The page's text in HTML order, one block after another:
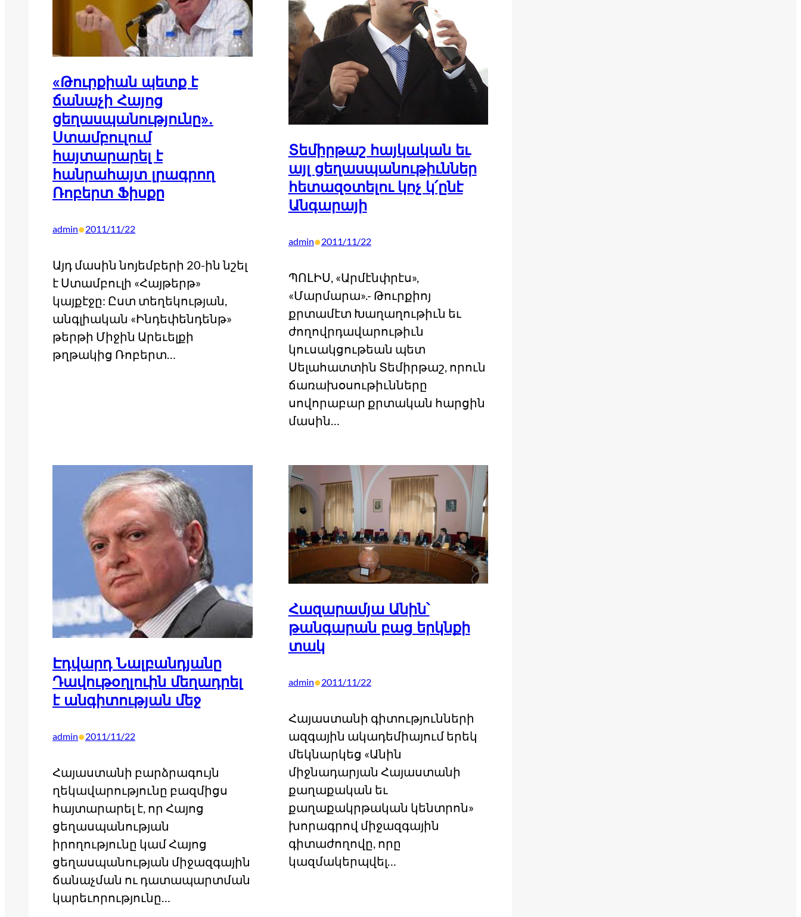
«Թուրքիան պետք է
ճանաչի Հայոց
ցեղասպանությունը».
Ստամբուլում
հայտարարել է
հանրահայտ լրագրող
Ռոբերտ Ֆիսքը
admin•2011/11/22
Այդ մասին նոյեմբերի 20-ին նշել
է Ստամբուլի «Հայթերթ»
կայքէջը: Ըստ տեղեկության,
անգլիական «Ինդեփենդենթ»
թերթի Միջին Արեւելքի
թղթակից Ռոբերտ…
Տեմիրթաշ հայկական եւ
այլ ցեղասպանութիւններ
հետազօտելու կոչ կ՛ընէ
Անգարայի
admin•2011/11/22
ՊՈԼԻՍ, «Արմէնփրէս»,
«Մարմարա».- Թուրքիոյ
քրտամէտ Խաղաղութիւն եւ
ժողովրդավարութիւն
կուսակցութեան պետ
Սելահատտին Տեմիրթաշ, որուն
ճառախօսութիւնները
սովորաբար քրտական հարցին
մասին…
Էդվարդ Նալբանդյանը
Դավութօղլուին մեղադրել
է անգիտության մեջ
admin•2011/11/22
Հայաստանի բարձրագույն
ղեկավարությունը բազմիցս
հայտարարել է, որ Հայոց
ցեղասպանության
իրողությունը կամ Հայոց
ցեղասպանության միջազգային
ճանաչման ու դատապարտման
կարեւորությունը…
Հազարամյա Անին՝
թանգարան բաց երկնքի
տակ
admin•2011/11/22
Հայաստանի գիտությունների
ազգային ակադեմիայում երեկ
մեկնարկեց «Անին
միջնադարյան Հայաստանի
քաղաքական եւ
քաղաքակրթական կենտրոն»
խորագրով միջազգային
գիտաժողովը, որը
կազմակերպվել…